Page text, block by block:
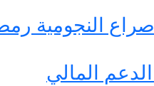
رمضان
المالي